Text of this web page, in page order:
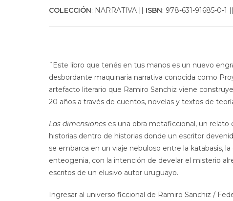
COLECCIÓN: NARRATIVA || ISBN: 978-631-91685-0-1 ||
¨Este libro que tenés en tus manos es un nuevo
desbordante maquinaria narrativa conocida como
artefacto literario que Ramiro Sanchiz viene
20 años a través de cuentos, novelas y textos de
Las dimensiones es una obra metaficcional, un relato
historias dentro de historias donde un escritor
se embarca en un viaje nebuloso entre la katabasis,
enteogenia, con la intención de develar el misterio
escritos de un elusivo autor uruguayo.
Ingresar al universo ficcional de Ramiro Sanchiz /